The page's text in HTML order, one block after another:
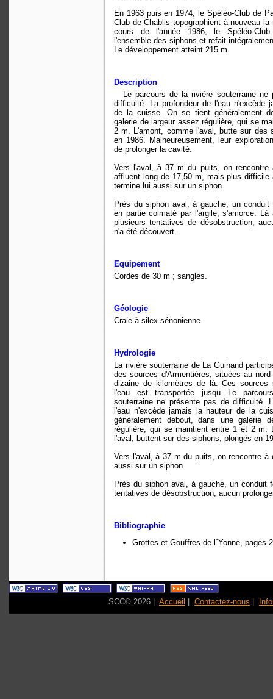
En 1963 puis en 1974, le Spéléo-Club de
Club de Chablis topographient à nouveau
cours de l'année 1986, le Spéléo-Club
l'ensemble des siphons et refait
Le développement atteint 215 m.
Description
Le parcours de la rivière souterraine ne
difficulté. La profondeur de l'eau n'excède
de la cuisse. On se tient généralement
galerie de largeur assez régulière, qui se
2 m. L'amont, comme l'aval, butte sur des
en 1986. Malheureusement, leur
de prolonger la cavité.
Vers l'aval, à 37 m du puits, on rencontre
affluent long de 17,50 m, mais plus difficile
termine lui aussi sur un siphon.
Près du siphon aval, à gauche, un
en partie colmaté par l'argile, s'amorce. Là
plusieurs tentatives de désobstruction,
n'a été découvert.
Equipement
Cordes de 30 m ; sangles.
Géologie
Craie à silex sénonienne
Hydrologie
La rivière souterraine de La Guinand
des sources d'Armentières, situées au
dizaine de kilomètres de là. Ces sources
l'eau est transportée jusqu Le
souterraine ne présente pas de difficulté.
l'eau n'excède jamais la hauteur de la
généralement debout, dans une galerie
régulière, qui se maintient entre 1 et 2 m.
l'aval, buttent sur des siphons, plongés en
Vers l'aval, à 37 m du puits, on rencontre
aussi sur un siphon.
Près du siphon aval, à gauche, un conduit
tentatives de désobstruction, aucun
Bibliographie
Grottes et Gouffres de l´Yonne, pages
SCC© 2026 | Accueil | Contactez-nous |